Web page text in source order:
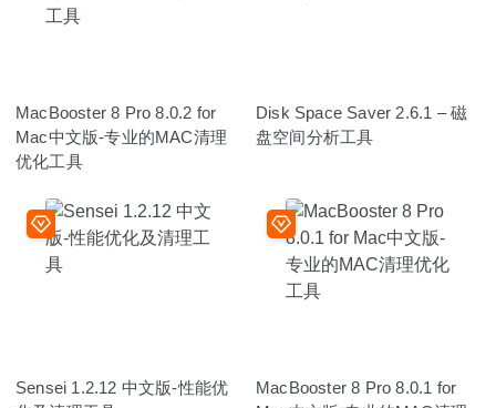
MacBooster 8 Pro 8.0.2 for
Mac中文版-专业的MAC清理
优化工具
Disk Space Saver 2.6.1 – 磁
盘空间分析工具
Sensei 1.2.12 中文版-性能优
MacBooster 8 Pro 8.0.1 for